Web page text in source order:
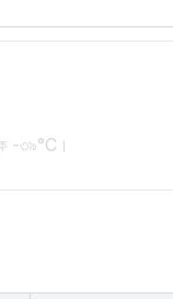
-৩৯°C।